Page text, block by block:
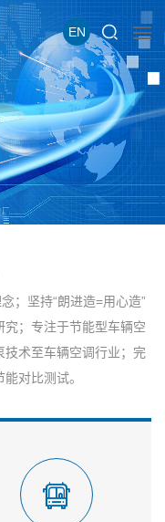
EN
；坚持“朗进造=用心造”
；专注于节能型车辆空
术至车辆空调行业；完
对比测试。